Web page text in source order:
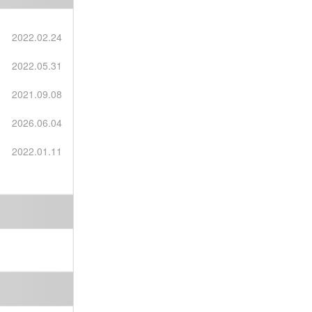
2022.02.24
2022.05.31
2021.09.08
2026.06.04
2022.01.11